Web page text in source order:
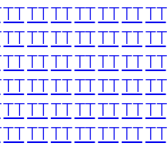
TTTTTTTTTTTTTT
TTTTTTTTTTTTTT
TTTTTTTTTTTTTT
TTTTTTTTTTTTTT
TTTTTTTTTTTTTT
TTTTTTTTTTTTTT